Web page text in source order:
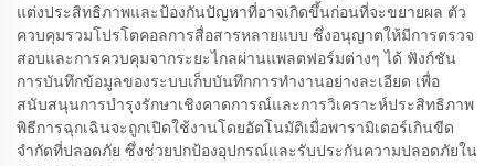
แต่งประสิทธิภาพและป้องกันปัญหาที่อาจเกิดขึ้นก่อนที่จะขยายผล ตัว
ควบคุมรวมโปรโตคอลการสื่อสารหลายแบบ ซึ่งอนุญาตให้มีการตรวจ
สอบและการควบคุมจากระยะไกลผ่านแพลตฟอร์มต่างๆ ได้ ฟังก์ชัน
การบันทึกข้อมูลของระบบเก็บบันทึกการทำงานอย่างละเอียด เพื่อ
สนับสนุนการบำรุงรักษาเชิงคาดการณ์และการวิเคราะห์ประสิทธิภาพ
พิธีการฉุกเฉินจะถูกเปิดใช้งานโดยอัตโนมัติเมื่อพารามิเตอร์เกินขีด
จำกัดที่ปลอดภัย ซึ่งช่วยปกป้องอุปกรณ์และรับประกันความปลอดภัยใน